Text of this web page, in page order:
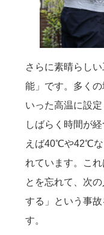
さらに素晴らし
能」です。多く
いった高温に設
しばらく時間が
えば40℃や42℃な
れています。こ
とを忘れて、次
する」という事
す。